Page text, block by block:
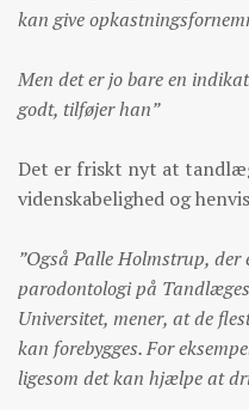
kan give
Men det er jo bare en
godt, tilføjer han”
Det er friskt nyt at
videnskabelighed og
”Også Palle Holmstrup,
parodontologi på
Universitet, mener, at de
kan forebygges.For
ligesom det kan hjælpe at